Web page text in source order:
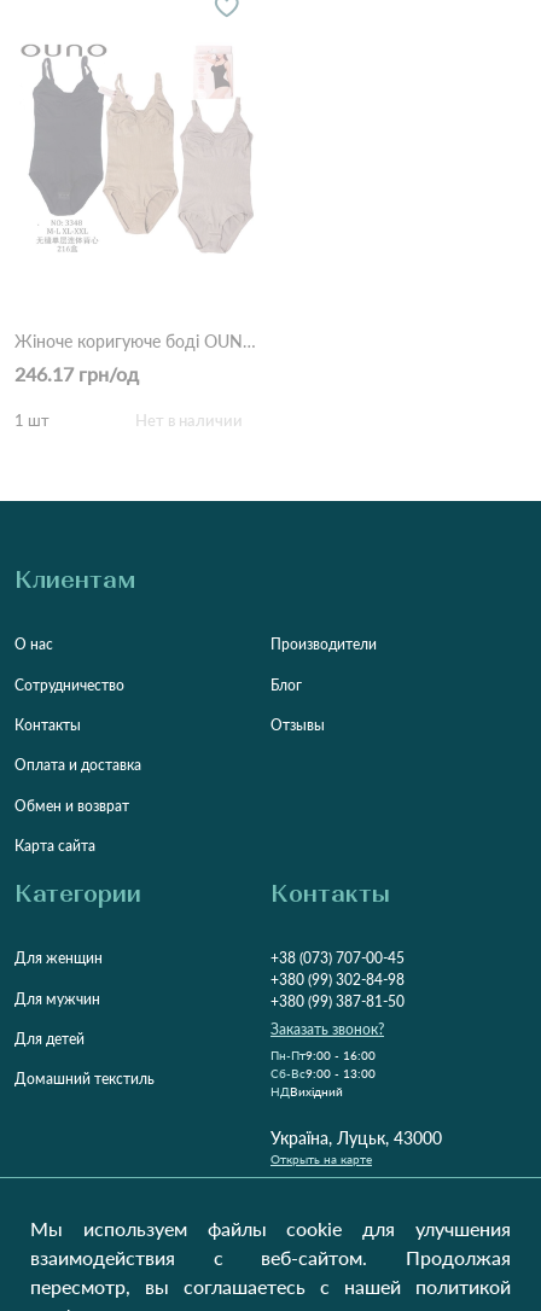
Жіноче коригуюче боді OUNO Compression Shapewear (модель 3348) Різні кольори
246.17 грн/од
1 шт Нет в наличии
Клиентам
О нас
Сотрудничество
Контакты
Оплата и доставка
Обмен и возврат
Карта сайта
Производители
Блог
Отзывы
Категории
Для женщин
Для мужчин
Для детей
Домашний текстиль
Контакты
+38 (073) 707-00-45
+380 (99) 302-84-98
+380 (99) 387-81-50
Заказать звонок?
Пн-Пт9:00 - 16:00
Cб-Вс9:00 - 13:00
НДВихідний
Україна, Луцьк, 43000
Открыть на карте
Отправить
Мы используем файлы cookie для улучшения
взаимодействия с веб-сайтом. Продолжая
пересмотр, вы соглашаетесь с нашей политикой